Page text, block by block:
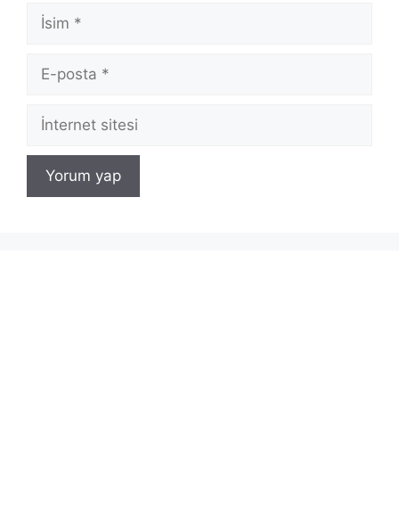
İsim
posta
İnternet